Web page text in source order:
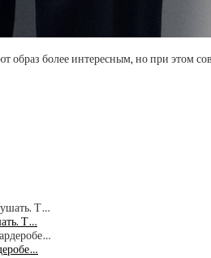
образ более интересным, но при этом
Т…